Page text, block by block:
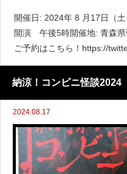
開催日: 2024年 8 月17日
開演 午後5時開催地: 青森県
ご予約はこちら！https://
2072158052380888
納涼！コンビニ怪談2024
2024.08.17